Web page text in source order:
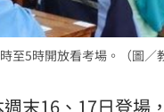
至5時開放看考場。（圖／
末16、17日登場